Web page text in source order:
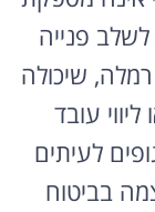
פנייה
שיכולה
עובד
לעיתים
בביטוח